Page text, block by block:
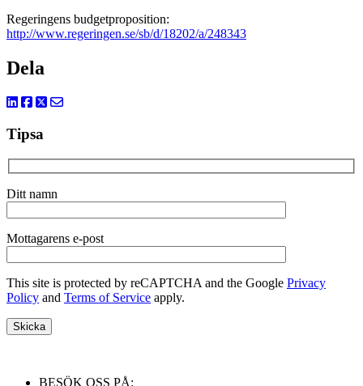
Regeringens budgetproposition:
http://www.regeringen.se/sb/d/18202/a/248343
Dela
Tipsa
Ditt namn
Mottagarens e-post
This site is protected by reCAPTCHA and the Google Privacy
Policy and Terms of Service apply.
BESÖK OSS PÅ: